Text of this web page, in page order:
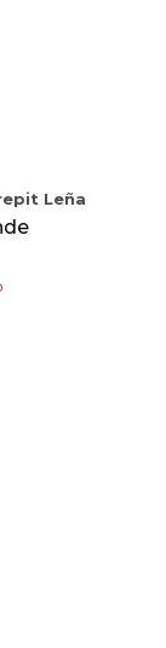
Leña